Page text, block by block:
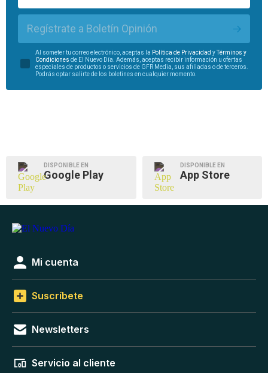
Regístrate a Boletín Opinión
Al someter tu correo electrónico, aceptas la Política de Privacidad y
Términos y
Condiciones de El Nuevo Día. Además, aceptas recibir información u ofertas
especiales de productos o servicios de GFR Media, sus afiliadas o de terceros.
Podrás optar salirte de los boletines en cualquier momento.
DISPONIBLE EN
Google Play
DISPONIBLE EN
App Store
Mi cuenta
Suscríbete
Newsletters
Servicio al cliente